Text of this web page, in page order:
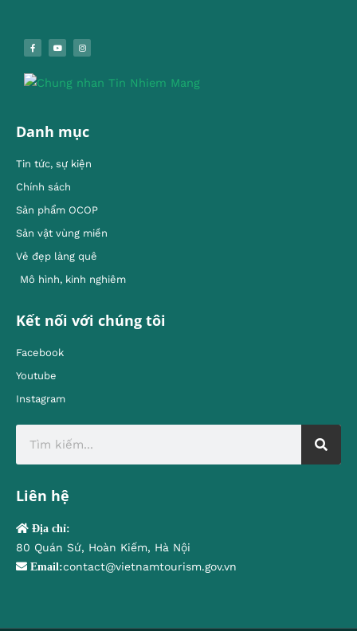
Danh mục
Tin tức, sự kiện
Chính sách
Sản phẩm OCOP
Sản vật vùng miền
Vẻ đẹp làng quê
Mô hình, kinh nghiêm
Kết nối với chúng tôi
Facebook
Youtube
Instagram
Liên hệ
Địa chỉ:
80 Quán Sứ, Hoàn Kiếm, Hà Nội
Email:contact@vietnamtourism.gov.vn